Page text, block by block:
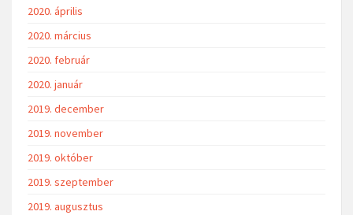
2020. április
2020. március
2020. február
2020. január
2019. december
2019. november
2019. október
2019. szeptember
2019. augusztus